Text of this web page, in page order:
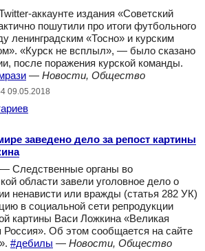
аккаунте издания «Советский
пошутили про итоги футбольного
ленинградским «Тосно» и курским
«Курск не всплыл», — было сказано
после поражения курской команды.
— Новости, Общество
09.05.2018
заведено дело за репост картины
— Следственные органы во
области завели уголовное дело о
ненависти или вражды (статья 282 УК)
в социальной сети репродукции
картины Васи Ложкина «Великая
Россия». Об этом сообщается на сайте
#дебилы — Новости, Общество